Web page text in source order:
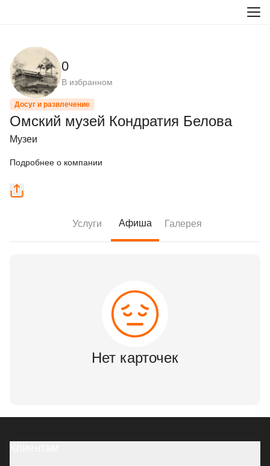
0
В избранном
Досуг и развлечение
Омский музей Кондратия Белова
Музеи
Подробнее о компании
Услуги Афиша Галерея
Нет карточек